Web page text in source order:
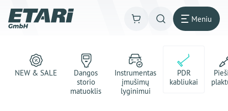
Meniu
NEW & SALE
Dangos
storio
matuoklis
Instrumentas
įmušimų
lyginimui
PDR
kabliukai